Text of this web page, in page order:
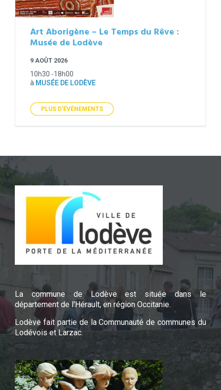
Art Aborigène – Le Temps du Rêve :
Musée de Lodève
9 AOÛT 2026
10h30 -18h00
à MUSÉE DE LODÈVE
PLUS D'ÉVÉNEMENTS
La commune de Lodève est située dans le
département de l'Hérault, en région Occitanie.
Lodève fait partie de la Communauté de communes du
Lodévois et Larzac.